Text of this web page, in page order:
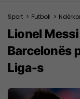
Sport > Futboll >
Lionel
Barcelonës
Liga-s